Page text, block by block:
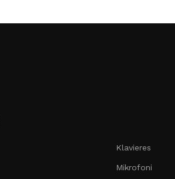
Klavieres
Mikrofoni